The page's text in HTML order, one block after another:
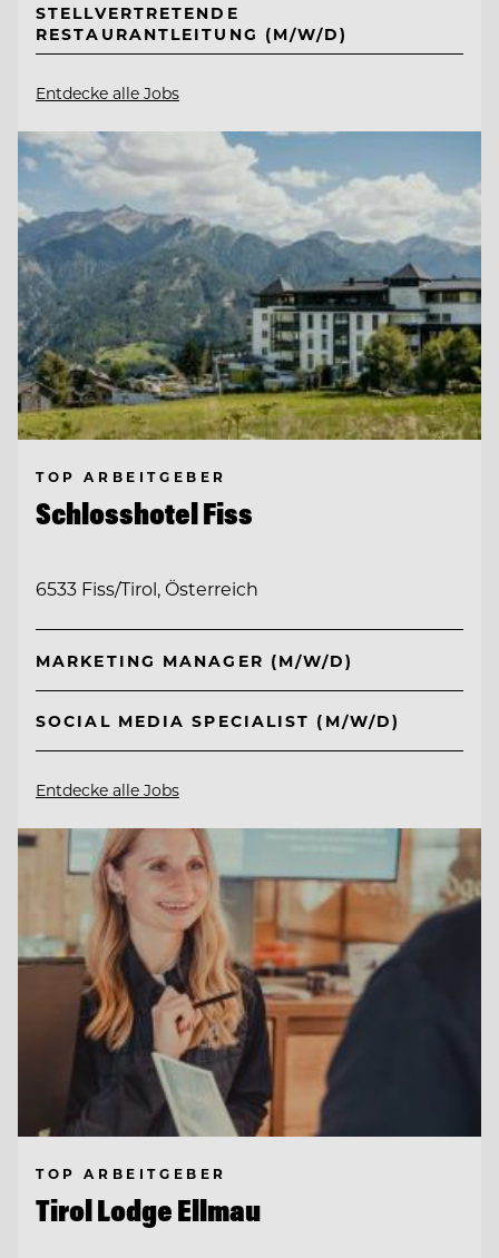
STELLVERTRETENDE
RESTAURANTLEITUNG (M/W/D)
Entdecke alle Jobs
TOP ARBEITGEBER
Schlosshotel Fiss
6533 Fiss/Tirol, Österreich
MARKETING MANAGER (M/W/D)
SOCIAL MEDIA SPECIALIST (M/W/D)
Entdecke alle Jobs
TOP ARBEITGEBER
Tirol Lodge Ellmau